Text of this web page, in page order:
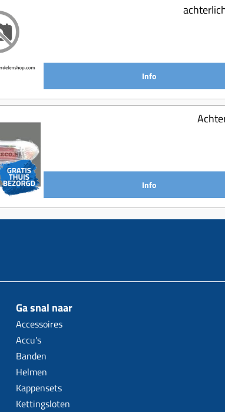
Info
Info
Ga snal naar
Accessoires
Accu's
Banden
Helmen
Kappensets
Kettingsloten